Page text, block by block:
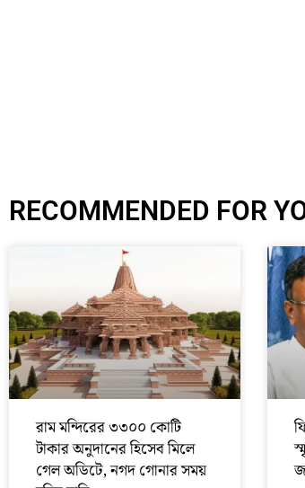
RECOMMENDED FOR
রাম মন্দিরের ৩৩০০ কোটি
টাকার অনুদানের হিসেব মিলে
গেল অডিটে, নগদ গোনার সময়